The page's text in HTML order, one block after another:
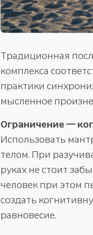
Традиционная
комплекса
практики
мысленное
Ограничение —
Использовать
телом. При
руках не стоит
человек при этом
создать
равновесие.